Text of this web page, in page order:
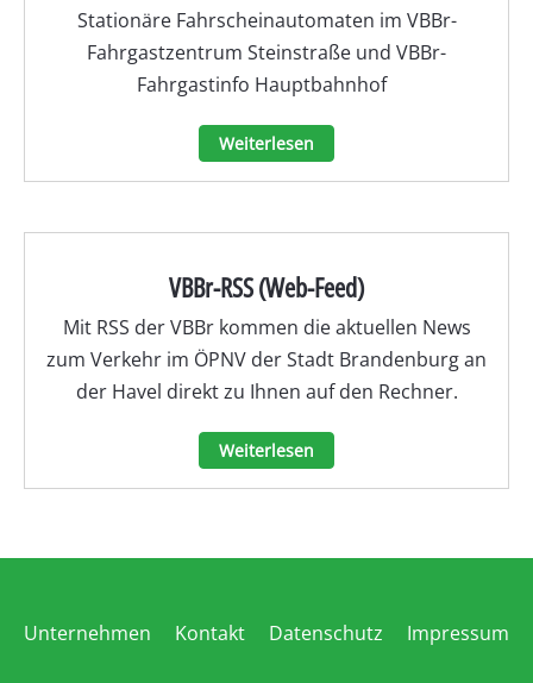
Stationäre Fahrscheinautomaten im VBBr-
Fahrgastzentrum Steinstraße und VBBr-
Fahrgastinfo Hauptbahnhof
Weiterlesen
VBBr-RSS (Web-Feed)
Mit RSS der VBBr kommen die aktuellen News
zum Verkehr im ÖPNV der Stadt Brandenburg an
der Havel direkt zu Ihnen auf den Rechner.
Weiterlesen
Unternehmen Kontakt Datenschutz Impressum